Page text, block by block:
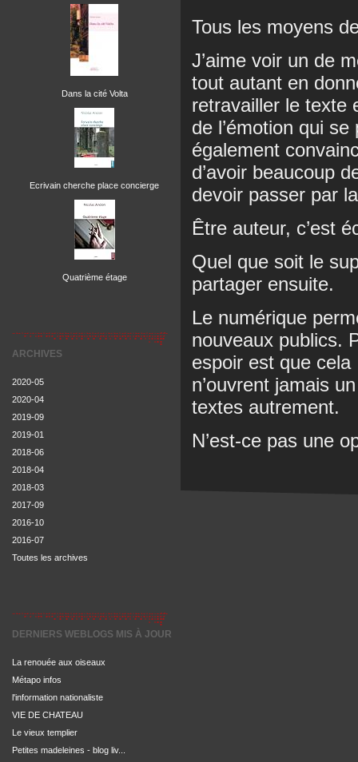
Dans la cité Volta
Ecrivain cherche place concierge
Quatrième étage
ARCHIVES
2020-05
2020-04
2019-09
2019-01
2018-06
2018-04
2018-03
2017-09
2016-10
2016-07
Toutes les archives
DERNIERS WEBLOGS MIS À JOUR
La renouée aux oiseaux
Métapo infos
l'information nationaliste
VIE DE CHATEAU
Le vieux templier
Petites madeleines - blog liv...
Tous les moyens
J’aime voir un de
tout autant en
retravailler le texte
de l’émotion qui
également
d’avoir beaucoup
devoir passer par
Être auteur, c’est
Quel que soit le
partager ensuite.
Le numérique
nouveaux publics.
espoir est que
n’ouvrent jamais
textes autrement.
N’est-ce pas une